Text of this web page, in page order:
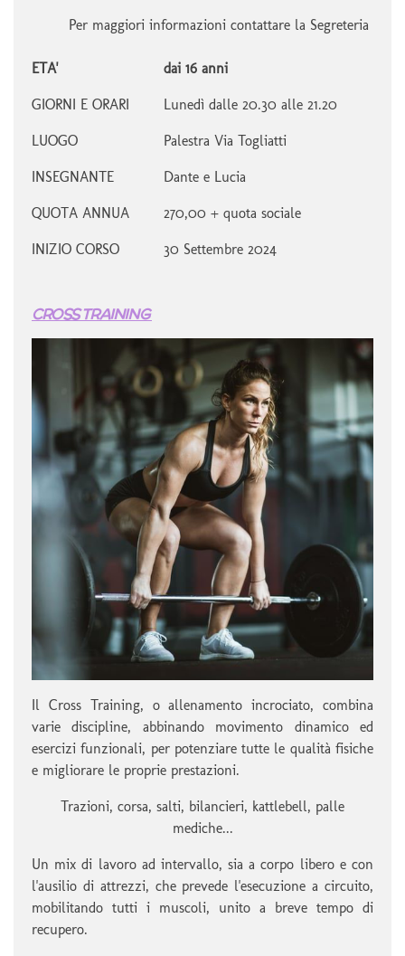
Per maggiori informazioni contattare la Segreteria
ETA' dai 16 anni
GIORNI E ORARI Lunedì dalle 20.30 alle 21.20
LUOGO Palestra Via Togliatti
INSEGNANTE Dante e Lucia
QUOTA ANNUA 270,00 + quota sociale
INIZIO CORSO 30 Settembre 2024
CROSS TRAINING
Il Cross Training, o allenamento incrociato, combina
varie discipline, abbinando movimento dinamico ed
esercizi funzionali, per potenziare tutte le qualità fisiche
e migliorare le proprie prestazioni.
Trazioni, corsa, salti, bilancieri, kattlebell, palle
mediche...
Un mix di lavoro ad intervallo, sia a corpo libero e con
l'ausilio di attrezzi, che prevede l'esecuzione a circuito,
mobilitando tutti i muscoli, unito a breve tempo di
recupero.